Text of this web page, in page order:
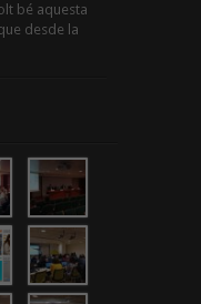
bé aquesta
desde la